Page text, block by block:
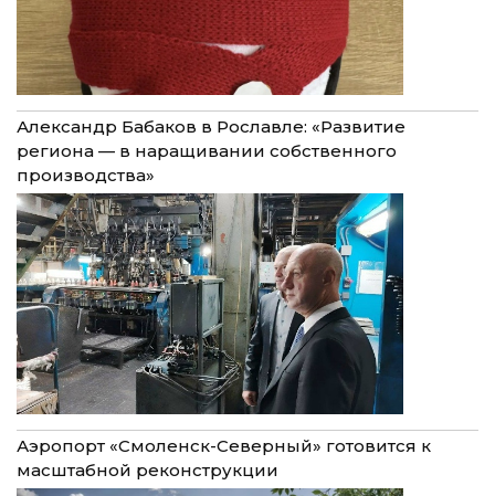
Александр Бабаков в Рославле: «Развитие
региона — в наращивании собственного
производства»
Аэропорт «Смоленск-Северный» готовится к
масштабной реконструкции